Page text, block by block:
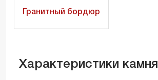
Гранитный бордюр
Характеристики камня